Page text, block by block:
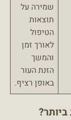
שמירה על
תוצאות
הטיפול
לאורך זמן
והמשך
הזנת העור
באופן רציף.